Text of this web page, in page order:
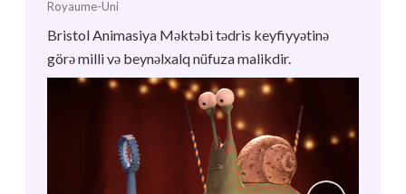
Royaume-Uni
Bristol Animasiya Məktəbi tədris keyfiyyətinə
görə milli və beynəlxalq nüfuza malikdir.